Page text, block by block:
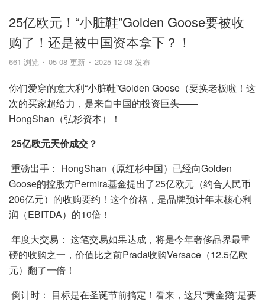
25亿欧元！“小脏鞋”Golden Goose要被收
购了！还是被中国资本拿下？！
661 浏览 05-08 更新 2025-12-08 发布
你们爱穿的意大利“小脏鞋”Golden Goose（要换老板啦！这
次的买家超给力，是来自中国的投资巨头——
HongShan（弘杉资本）！
25亿欧元天价成交？
重磅出手： HongShan（原红杉中国）已经向Golden
Goose的控股方Permira基金提出了25亿欧元（约合人民币
206亿元）的收购要约！这个价格，是品牌预计年末核心利
润（EBITDA）的10倍！
年度大交易： 这笔交易如果达成，将是今年奢侈品界最重
磅的收购之一，价值比之前Prada收购Versace（12.5亿欧
元）翻了一倍！
倒计时： 目标是在圣诞节前搞定！看来，这只“黄金鹅”是要